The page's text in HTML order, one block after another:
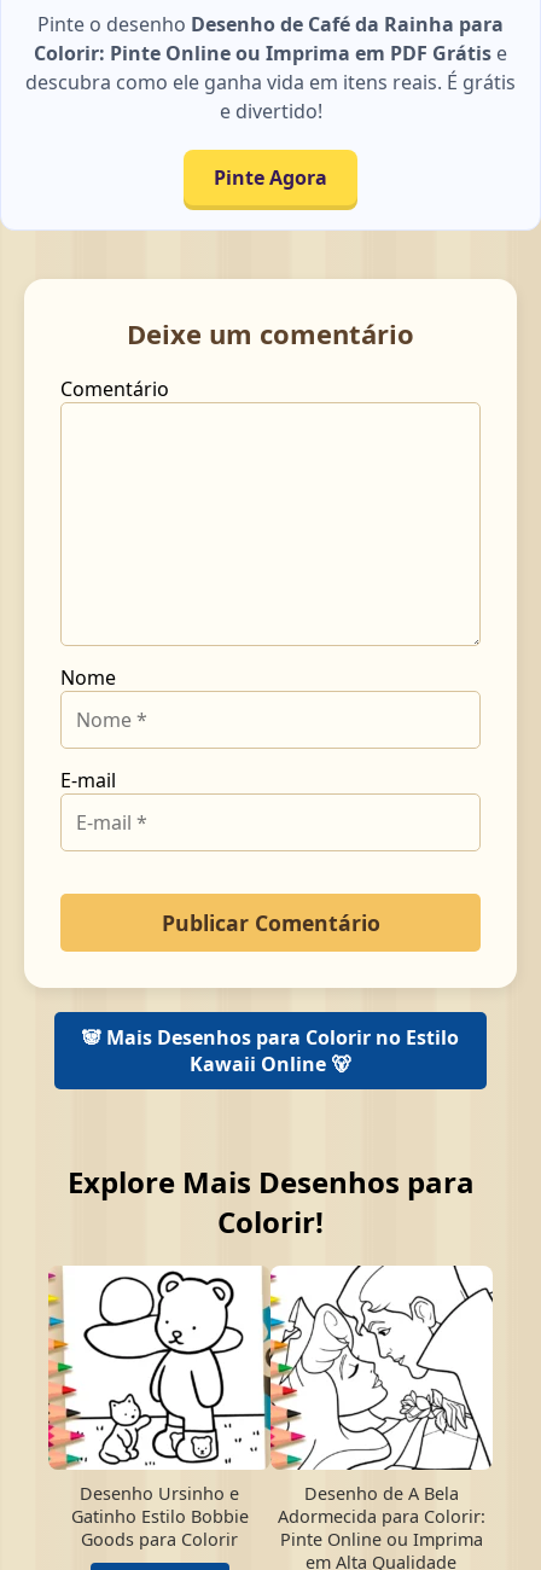
Pinte o desenho Desenho de Café da Rainha para
Colorir: Pinte Online ou Imprima em PDF Grátis e
descubra como ele ganha vida em itens reais. É grátis
e divertido!
Pinte Agora
Deixe um comentário
Comentário
Nome
E-mail
🐼 Mais Desenhos para Colorir no Estilo
Kawaii Online 🐻
Explore Mais Desenhos para
Colorir!
Desenho Ursinho e
Gatinho Estilo Bobbie
Goods para Colorir
Desenho de A Bela
Adormecida para Colorir:
Pinte Online ou Imprima
em Alta Qualidade